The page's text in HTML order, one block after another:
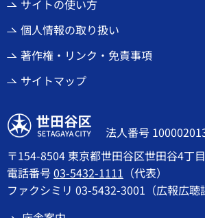
サイトの使い方
個人情報の取り扱い
著作権・リンク・免責事項
サイトマップ
世田谷区
法人番号
〒154-8504 東京都世田谷区世田谷4丁
電話番号03-5432-1111 （代表）
ファクシミリ 03-5432-3001（広報広聴